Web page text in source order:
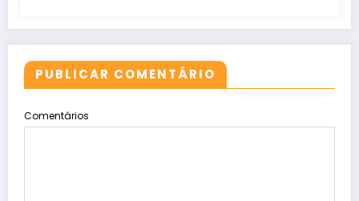
PUBLICAR COMENTÁRIO
Comentários